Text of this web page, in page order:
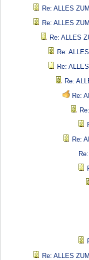
Re: ALLES
Re: ALLES
Re: ALLES
Re:
Re:
Re:
Re:
Re:
Re: ALLES